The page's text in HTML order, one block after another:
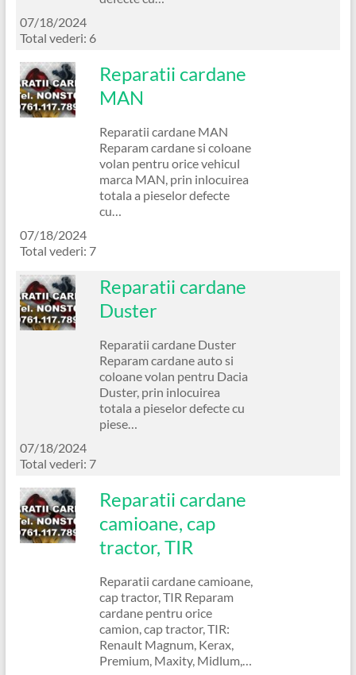
07/18/2024
Total vederi: 6
Reparatii cardane
MAN
Reparatii cardane MAN
Reparam cardane si coloane
volan pentru orice vehicul
marca MAN, prin inlocuirea
totala a pieselor defecte
cu…
07/18/2024
Total vederi: 7
Reparatii cardane
Duster
Reparatii cardane Duster
Reparam cardane auto si
coloane volan pentru Dacia
Duster, prin inlocuirea
totala a pieselor defecte cu
piese…
07/18/2024
Total vederi: 7
Reparatii cardane
camioane, cap
tractor, TIR
Reparatii cardane camioane,
cap tractor, TIR Reparam
cardane pentru orice
camion, cap tractor, TIR:
Renault Magnum, Kerax,
Premium, Maxity, Midlum,…